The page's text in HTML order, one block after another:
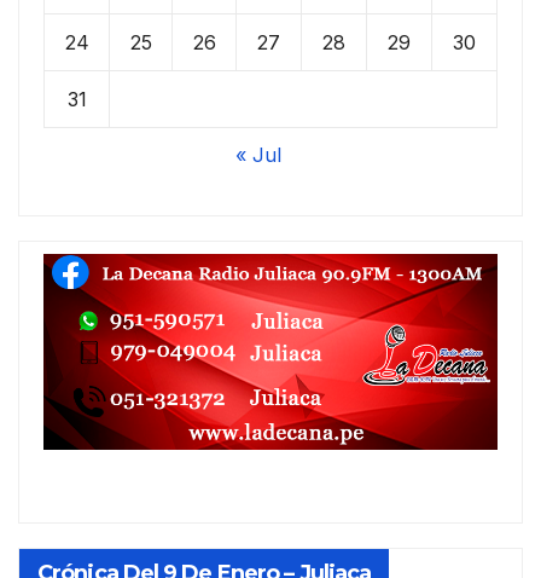
24 25 26 27 28 29 30
31
« Jul
Crónica Del 9 De Enero – Juliaca